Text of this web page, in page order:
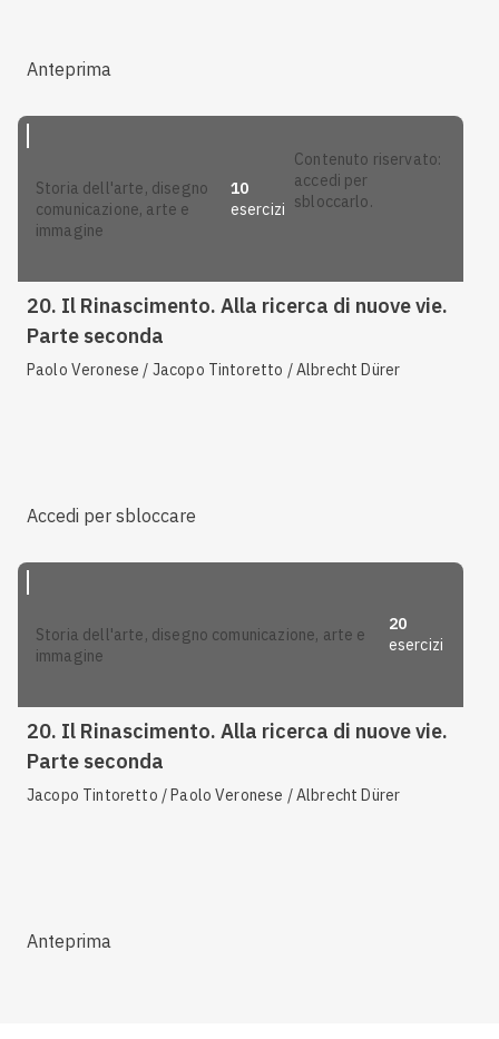
Anteprima
storia dell'arte, disegno
comunicazione, arte e
immagine
10
esercizi
contenuto riservato:
accedi per
sbloccarlo.
20. Il Rinascimento. Alla ricerca di nuove vie.
Parte seconda
Paolo Veronese / Jacopo Tintoretto / Albrecht Dürer
Accedi per sbloccare
storia dell'arte, disegno comunicazione, arte e
immagine
20
esercizi
20. Il Rinascimento. Alla ricerca di nuove vie.
Parte seconda
Jacopo Tintoretto / Paolo Veronese / Albrecht Dürer
Anteprima